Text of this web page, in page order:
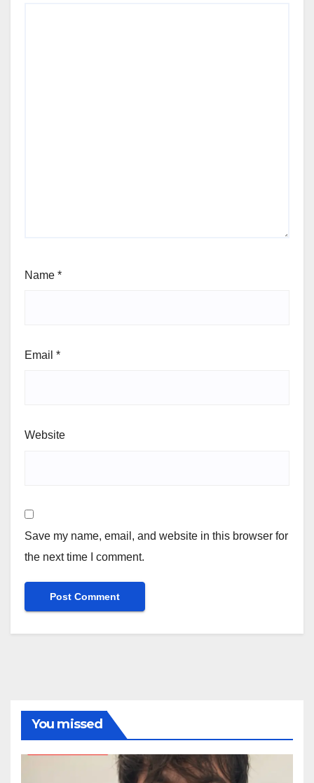
Name *
Email *
Website
Save my name, email, and website in this browser for
the next time I comment.
You missed